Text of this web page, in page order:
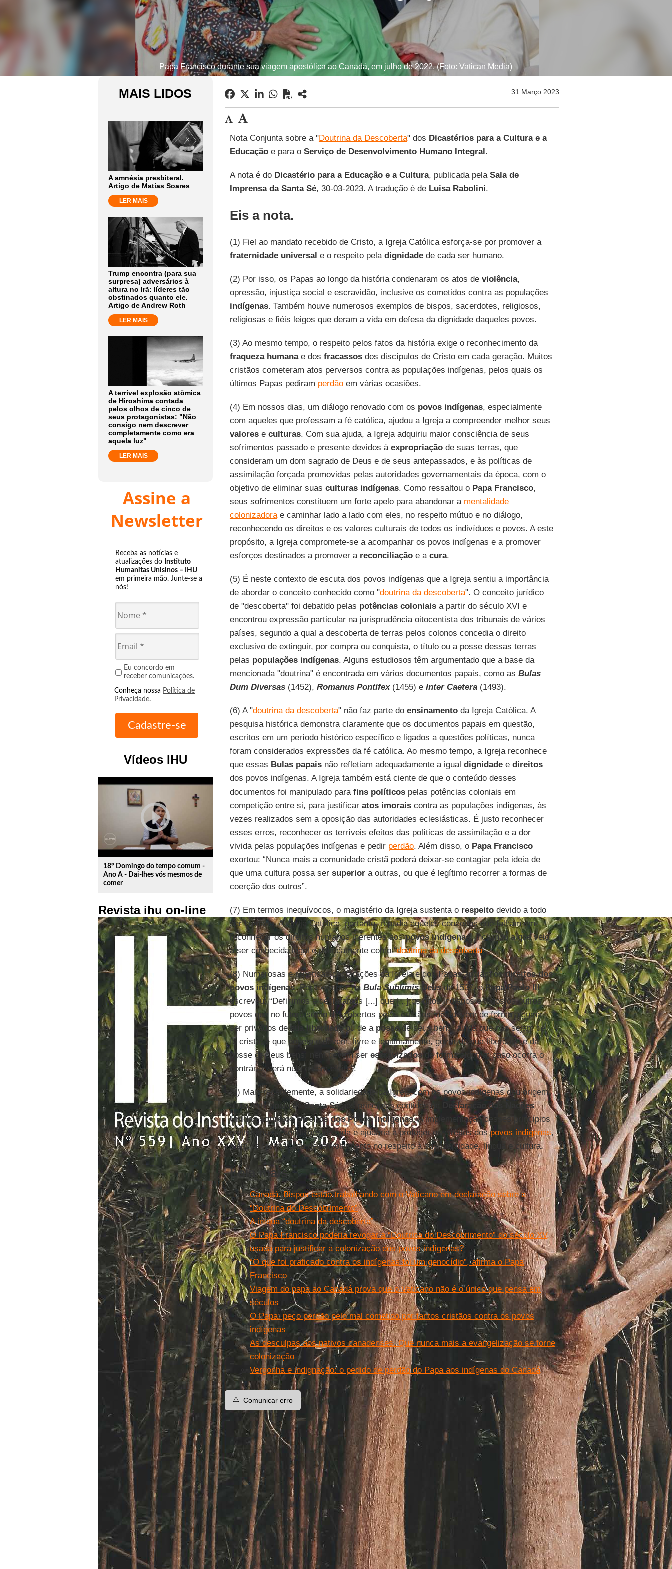
Papa Francisco durante sua viagem apostólica ao Canadá, em julho de 2022. (Foto: Vatican Media)
MAIS LIDOS
A amnésia presbiteral.
Artigo de Matias Soares
LER MAIS
Trump encontra (para sua
surpresa) adversários à
altura no Irã: líderes tão
obstinados quanto ele.
Artigo de Andrew Roth
LER MAIS
A terrível explosão atômica
de Hiroshima contada
pelos olhos de cinco de
seus protagonistas: "Não
consigo nem descrever
completamente como era
aquela luz"
LER MAIS
Assine a
Newsletter
Receba as notícias e
atualizações do Instituto
Humanitas Unisinos – IHU
em primeira mão. Junte-se a
nós!
Eu concordo em
receber comunicações.
Conheça nossa Política de
Privacidade.
Vídeos IHU
play_circle_outline
18º Domingo do tempo comum -
Ano A - Dai-lhes vós mesmos de
comer
Revista ihu on-line
31 Março 2023
Nota Conjunta sobre a "Doutrina da Descoberta" dos Dicastérios para a Cultura e a
Educaçãoe para o Serviço de Desenvolvimento Humano Integral.
A nota é do Dicastério para a Educação e a Cultura, publicada pela Sala de
Imprensa da Santa Sé, 30-03-2023. A tradução é de Luisa Rabolini.
Eis a nota.
(1) Fiel ao mandato recebido de Cristo, a Igreja Católica esforça-se por promover a
fraternidade universal e o respeito pela dignidadede cada ser humano.
(2) Por isso, os Papas ao longo da história condenaram os atos de violência,
opressão, injustiça social e escravidão, inclusive os cometidos contra as populações
indígenas. Também houve numerosos exemplos de bispos, sacerdotes, religiosos,
religiosas e fiéis leigos que deram a vida em defesa da dignidade daqueles povos.
(3) Ao mesmo tempo, o respeito pelos fatos da história exige o reconhecimento da
fraqueza humanae dos fracassosdos discípulos de Cristo em cada geração. Muitos
cristãos cometeram atos perversos contra as populações indígenas, pelos quais os
últimos Papas pediram perdãoem várias ocasiões.
(4) Em nossos dias, um diálogo renovado com os povos indígenas, especialmente
com aqueles que professam a fé católica, ajudou a Igreja a compreender melhor seus
valorese culturas. Com sua ajuda, a Igreja adquiriu maior consciência de seus
sofrimentos passado e presente devidos à expropriaçãode suas terras, que
consideram um dom sagrado de Deus e de seus antepassados, e às políticas de
assimilação forçada promovidas pelas autoridades governamentais da época, com o
objetivo de eliminar suas culturas indígenas. Como ressaltou o Papa Francisco,
seus sofrimentos constituem um forte apelo para abandonar a mentalidade
colonizadorae caminhar lado a lado com eles, no respeito mútuo e no diálogo,
reconhecendo os direitos e os valores culturais de todos os indivíduos e povos. A este
propósito, a Igreja compromete-se a acompanhar os povos indígenas e a promover
esforços destinados a promover a reconciliaçãoe a cura.
(5) É neste contexto de escuta dos povos indígenas que a Igreja sentiu a importância
de abordar o conceito conhecido como "doutrina da descoberta". O conceito jurídico
de "descoberta" foi debatido pelas potências coloniaisa partir do século XVI e
encontrou expressão particular na jurisprudência oitocentista dos tribunais de vários
países, segundo a qual a descoberta de terras pelos colonos concedia o direito
exclusivo de extinguir, por compra ou conquista, o título ou a posse dessas terras
pelas populações indígenas. Alguns estudiosos têm argumentado que a base da
mencionada "doutrina" é encontrada em vários documentos papais, como as Bulas
Dum Diversas (1452), Romanus Pontifex(1455) e Inter Caetera(1493).
(6) A "doutrina da descoberta" não faz parte do ensinamentoda Igreja Católica. A
pesquisa histórica demonstra claramente que os documentos papais em questão,
escritos em um período histórico específico e ligados a questões políticas, nunca
foram considerados expressões da fé católica. Ao mesmo tempo, a Igreja reconhece
que essas Bulas papaisnão refletiam adequadamente a igual dignidadee direitos
dos povos indígenas. A Igreja também está ciente de que o conteúdo desses
documentos foi manipulado para fins políticospelas potências coloniais em
competição entre si, para justificar atos imoraiscontra as populações indígenas, às
vezes realizados sem a oposição das autoridades eclesiásticas. É justo reconhecer
esses erros, reconhecer os terríveis efeitos das políticas de assimilação e a dor
vivida pelas populações indígenas e pedir perdão. Além disso, o Papa Francisco
exortou: “Nunca mais a comunidade cristã poderá deixar-se contagiar pela ideia de
que uma cultura possa ser superiora outras, ou que é legítimo recorrer a formas de
coerção dos outros”.
(7) Em termos inequívocos, o magistério da Igreja sustenta o respeitodevido a todo
ser humano. A Igreja Católica, portanto, repudia aqueles conceitos que falham em
reconhecer os direitos humanos inerentes aospovos indígenas, incluindo a que veio
a ser conhecida legal e politicamente como “doutrina da descoberta”.
(8) Numerosas e repetidas declarações da Igreja e dos Papas apoiam osdireitos dos
povos indígenas. Por exemplo, na Bula Sublimis Deusde 1537, oPapa Paulo III
escreveu: “Definimos e declaramos [...] que [...] os ditos indianos e todos os outros
povos que no futuro serão descobertos pelos cristãos, não devem de forma alguma
ser privados de sualiberdadeou de a posse de seus bens, ainda que não sejam de
fé cristã; e que podem e devem, livre e legitimamente, gozar de sua liberdade e da
posse de seus bens; nem devem ser escravizadosde forma alguma; caso ocorra o
contrário, será nulo e sem efeito".
(9) Mais recentemente, a solidariedade da Igreja com os povos indígenas deu origem
a um forte apoio daSanta Séaos princípios contidos na
Declaração das Nações
Unidas sobre os Direitos dos Povos Indígenas. A implementação desses princípios
melhoraria as condições de vida e ajudaria a proteger os direitos dospovos indígenas,
além de facilitar seu desenvolvimento no respeito à sua identidade, língua e cultura.
Leia mais
Canadá. Bispos estão trabalhando com o Vaticano em declaração sobre a
“Doutrina do Descobrimento”
A iníqua “doutrina da descoberta”
O Papa Francisco poderia revogar a “Doutrina do Descobrimento” do século XV,
usada para justificar a colonização dos povos indígenas?
“O que foi praticado contra os indígenas foi um genocídio”, afirma o Papa
Francisco
Viagem do papa ao Canadá prova que o Vaticano não é o único que pensa em
séculos
O Papa: peço perdão pelo mal cometido por tantos cristãos contra os povos
indígenas
As desculpas aos nativos canadenses. Que nunca mais a evangelização se torne
colonização
Vergonha e indignação: o pedido de perdão do Papa aos indígenas do Canadá
⚠️ Comunicar erro